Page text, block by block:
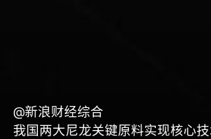
@新浪财经综合
我国两大尼龙关键原料实现核心